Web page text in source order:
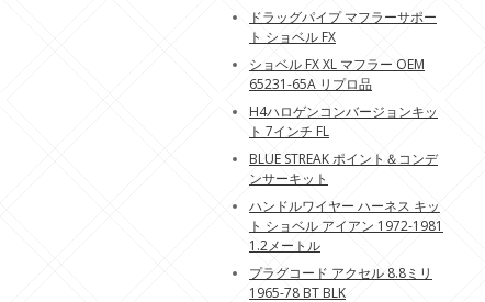
ドラッグパイプ マフラーサポー
ト ショベル FX
ショベル FX XL マフラー OEM
65231-65A リプロ品
H4ハロゲンコンバージョンキッ
ト 7インチ FL
BLUE STREAK ポイント＆コンデ
ンサーキット
ハンドルワイヤー ハーネス キッ
ト ショベル アイアン 1972-1981
1.2メートル
プラグコード アクセル 8.8ミリ
1965-78 BT BLK